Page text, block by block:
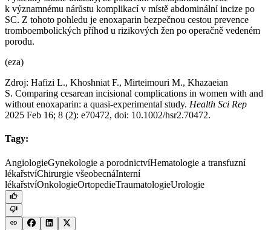
k významnému nárůstu komplikací v místě abdominální incize po
SC. Z tohoto pohledu je enoxaparin bezpečnou cestou prevence
tromboembolických příhod u rizikových žen po operačně vedeném
porodu.
(eza)
Zdroj: Hafizi L., Khoshniat F., Mirteimouri M., Khazaeian
S. Comparing cesarean incisional complications in women with and
without enoxaparin: a quasi-experimental study. Health Sci Rep
2025 Feb 16; 8 (2): e70472, doi: 10.1002/hsr2.70472.
Tagy:
AngiologieGynekologie a porodnictvíHematologie a transfuzní
lékařstvíChirurgie všeobecnáInterní
lékařstvíOnkologieOrtopedieTraumatologieUrologie